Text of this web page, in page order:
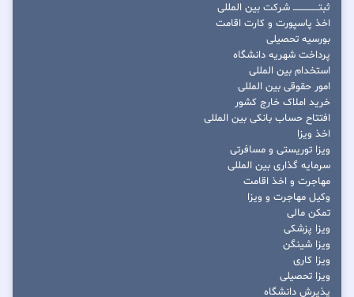
ثبتــــــــــــــــ شرکت بین المللی
اخذ پاسپورت و کارت اقامت
بورسیه تحصیلی
پرداخت شهریه دانشگاه
استخدام بین المللی
امور حقوقی بین المللی
خرید املاک خارج کشور
افتتاح حساب بانکی بین المللی
اخذ ویزا
ویزا توریستی و مسافرتی
سرمایه گذاری بین المللی
مهاجرت و اخذ اقامت
وکیل مهاجرت و ویزا
تمکن مالی
ویزا پزشکی
ویزا شینگن
ویزا کاری
ویزا تحصیلی
پذیرش دانشگاه